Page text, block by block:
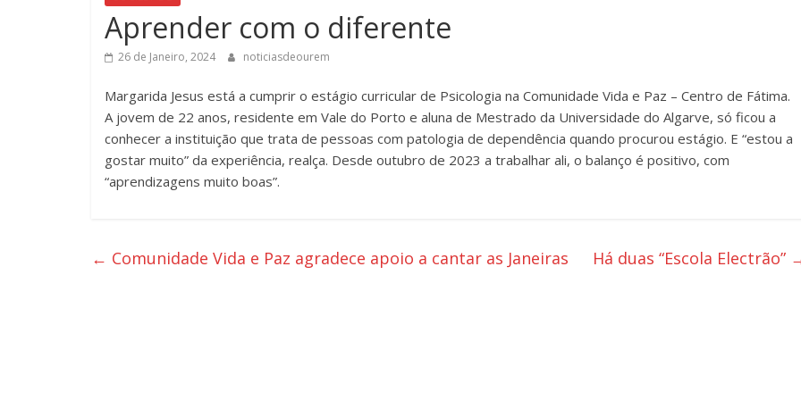
Aprender com o diferente
26 de Janeiro, 2024 noticiasdeourem
Margarida Jesus está a cumprir o estágio curricular de Psicologia na Comunidade Vida e Paz – Centro de Fátima.
A jovem de 22 anos, residente em Vale do Porto e aluna de Mestrado da Universidade do Algarve, só ficou a
conhecer a instituição que trata de pessoas com patologia de dependência quando procurou estágio. E “estou a
gostar muito” da experiência, realça. Desde outubro de 2023 a trabalhar ali, o balanço é positivo, com
“aprendizagens muito boas”.
← Comunidade Vida e Paz agradece apoio a cantar as Janeiras Há duas “Escola Electrão”